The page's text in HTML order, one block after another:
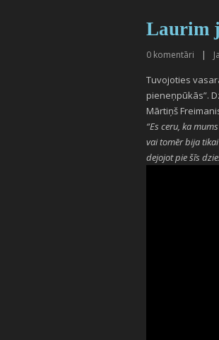
Laurim
0 komentāri |
Tuvojoties
pieneņpūkās”.
Mārtiņš
“Es ceru, ka
vai tomēr bija
dejojot pie šīs